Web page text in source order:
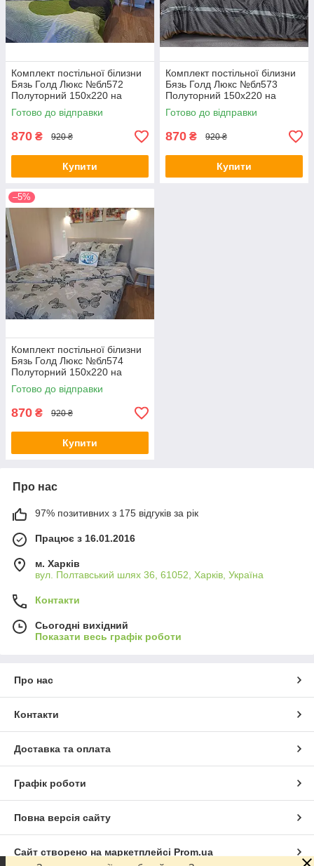
Комплект постільної білизни
Бязь Голд Люкс №бл572
Полуторний 150х220 на
кнопках
Готово до відправки
870 ₴ 920 ₴
Купити
Комплект постільної білизни
Бязь Голд Люкс №бл573
Полуторний 150х220 на
кнопках
Готово до відправки
870 ₴ 920 ₴
Купити
–5%
Комплект постільної білизни
Бязь Голд Люкс №бл574
Полуторний 150х220 на
кнопках
Готово до відправки
870 ₴ 920 ₴
Купити
Про нас
97% позитивних з 175 відгуків за рік
Працює з 16.01.2016
м. Харків
вул. Полтавський шлях 36, 61052, Харків, Україна
Контакти
Сьогодні вихідний
Показати весь графік роботи
Про нас
Контакти
Доставка та оплата
Графік роботи
Повна версія сайту
Сайт створено на маркетплейсі Prom.ua